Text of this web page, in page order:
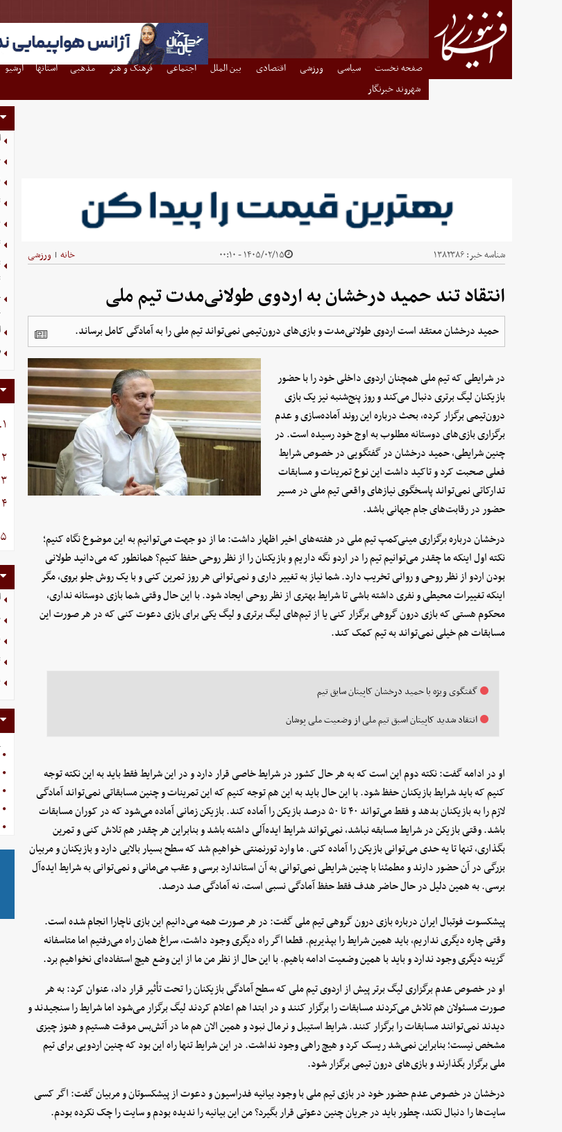
صفحه نخست سیاسی ورزشی اقتصادی بین الملل اجتماعی فرهنگ و هنر مذهبی استانها آرشیو
شهروند خبرنگار
شناسه خبر:۱۳۸۲۳۸۶ ۱۴۰۵/۰۲/۱۵ - ۰۰:۱۰ خانه | ورزشی
انتقاد تند حمید درخشان به اردوی طولانی‌مدت تیم ملی
حمید درخشان معتقد است اردوی طولانی‌مدت و بازی‌های درون‌تیمی نمی‌تواند تیم ملی را به آمادگی کامل برساند.
در شرایطی که تیم ملی همچنان اردوی داخلی خود را با حضور
بازیکنان لیگ برتری دنبال می‌کند و روز پنج‌شنبه نیز یک بازی
درون‌تیمی برگزار کرده، بحث درباره این روند آماده‌سازی و عدم
برگزاری بازی‌های دوستانه مطلوب به اوج خود رسیده است. در
چنین شرایطی، حمید درخشان در گفتگویی در خصوص شرایط
فعلی صحبت کرد و تاکید داشت این نوع تمرینات و مسابقات
تدارکاتی نمی‌تواند پاسخگوی نیازهای واقعی تیم ملی در مسیر
حضور در رقابت‌های جام جهانی باشد.
درخشان درباره برگزاری مینی‌‌کمپ تیم ملی در هفته‌های اخیر اظهار داشت: ما از دو جهت می‌توانیم به این موضوع نگاه کنیم؛
نکته اول اینکه ما چقدر می‌توانیم تیم را در اردو نگه داریم و بازیکنان را از نظر روحی حفظ کنیم؟ همانطور که می‌دانید طولانی
بودن اردو از نظر روحی و روانی تخریب دارد. شما نیاز به تغییر داری و نمی‌توانی هر روز تمرین کنی و با یک روش جلو بروی، مگر
اینکه تغییرات محیطی و نفری داشته باشی تا شرایط بهتری از نظر روحی ایجاد شود. با این حال وقتی شما بازی دوستانه نداری،
محکوم هستی که بازی درون گروهی برگزار کنی یا از تیم‌های لیگ برتری و لیگ یکی برای بازی دعوت کنی که در هر صورت این
مسابقات هم خیلی نمی‌تواند به تیم کمک کند.
گفتگوی ویژه با حمید درخشان کاپیتان سابق تیم
انتقاد شدید کاپیتان اسبق تیم ملی از وضعیت ملی پوشان
او در ادامه گفت: نکته دوم این است که به هر حال کشور در شرایط خاصی قرار دارد و در این شرایط فقط باید به این نکته توجه
کنیم که باید شرایط بازیکنان حفظ شود. با این حال باید به این هم توجه کنیم که این تمرینات و چنین مسابقاتی نمی‌تواند آمادگی
لازم را به بازیکنان بدهد و فقط می‌تواند ۴۰ تا ۵۰ درصد بازیکن را آماده کند. بازیکن زمانی آماده می‌شود که در کوران مسابقات
باشد. وقتی بازیکن در شرایط مسابقه نباشد، نمی‌تواند شرایط ایده‌آلی داشته باشد و بنابراین هر چقدر هم تلاش کنی و تمرین
بگذاری، تنها تا یه حدی می‌توانی بازیکن را آماده کنی. ما وارد تورنمنتی خواهیم شد که سطح بسیار بالایی دارد و بازیکنان و مربیان
بزرگی در آن حضور دارند و مطمئنا با چنین شرایطی نمی‌توانی به آن استاندارد برسی و عقب می‌مانی و نمی‌توانی به شرایط ایده‌آل
برسی. به همین دلیل در حال حاضر هدف فقط حفظ آمادگی نسبی است، نه آمادگی صد درصد.
پیشکسوت فوتبال ایران درباره بازی درون گروهی تیم ملی گفت: در هر صورت همه می‌دانیم این بازی ناچارا انجام شده است.
وقتی چاره دیگری نداریم، باید همین شرایط را بپذیریم. قطعا اگر راه دیگری وجود داشت، سراغ همان راه می‌رفتیم اما متاسفانه
گزینه دیگری وجود ندارد و باید با همین وضعیت ادامه باهیم. با این حال از نظر من ما از این وضع هیچ استفاده‌‌ای نخواهیم برد.
او در خصوص عدم برگزاری لیگ برتر پیش از اردوی تیم ملی که سطح آمادگی بازیکنان را تحت تأثیر قرار داد، عنوان کرد: به هر
صورت مسئولان هم تلاش می‌کردند مسابقات را برگزار کنند و در ابتدا هم اعلام کردند لیگ برگزار می‌شود اما شرایط را سنجیدند و
دیدند نمی‌توانند مسابقات را برگزار کنند. شرایط استیبل و نرمال نبود و همین الان هم ما در آتش‌بس موقت هستیم و هنوز چیزی
مشخص نیست؛ بنابراین نمی‌شد ریسک کرد و هیچ راهی وجود نداشت. در این شرایط تنها راه این بود که چنین اردویی برای تیم
ملی برگزار بگذارند و بازی‌های درون تیمی برگزار شود.
درخشان در خصوص عدم حضور خود در بازی تیم ملی با وجود بیانیه فدراسیون و دعوت از پیشکسوتان و مربیان گفت: اگر کسی
سایت‌ها را دنبال نکند، چطور باید در جریان چنین دعوتی قرار بگیرد؟ من این بیانیه را ندیده بودم و سایت را چک نکرده بودم.
۱.
۲.
۳.
۴.
۵.